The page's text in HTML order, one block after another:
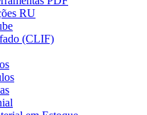
RU
(CLIF)